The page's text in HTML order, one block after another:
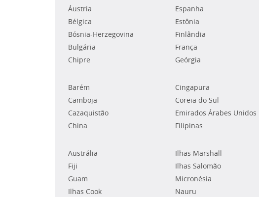
Áustria
Bélgica
Bósnia-Herzegovina
Bulgária
Chipre
Espanha
Estônia
Finlândia
França
Geórgia
Barém
Camboja
Cazaquistão
China
Cingapura
Coreia do Sul
Emirados Árabes Unidos
Filipinas
Austrália
Fiji
Guam
Ilhas Cook
Ilhas Marshall
Ilhas Salomão
Micronésia
Nauru